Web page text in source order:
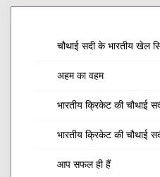
चौथाई सदी के भारतीय खेल
अहम का वहम
भारतीय क्रिकेट की चौथाई
भारतीय क्रिकेट की चौथाई
आप सफल ही हैं